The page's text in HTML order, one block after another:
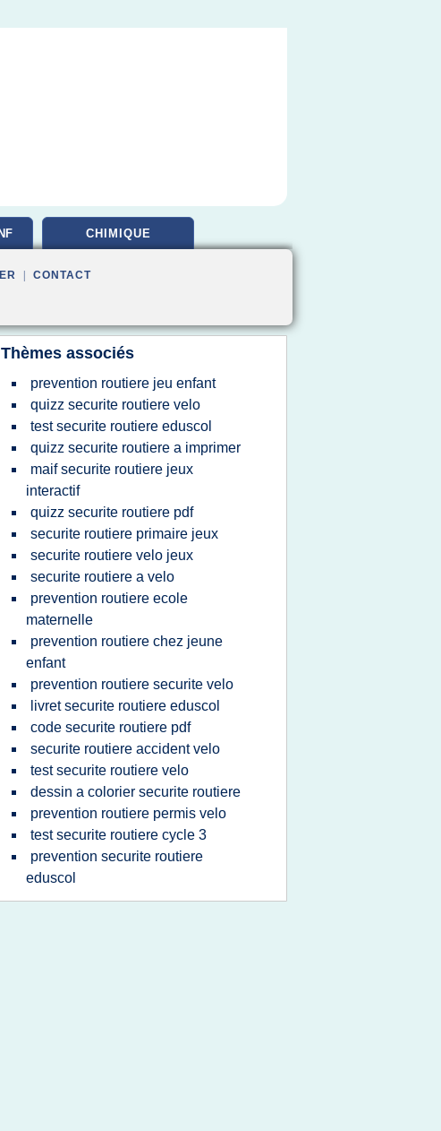
CHIMIQUE
CONTACT
Thèmes associés
prevention routiere jeu enfant
quizz securite routiere velo
test securite routiere eduscol
quizz securite routiere a imprimer
maif securite routiere jeux
interactif
quizz securite routiere pdf
securite routiere primaire jeux
securite routiere velo jeux
securite routiere a velo
prevention routiere ecole
maternelle
prevention routiere chez jeune
enfant
prevention routiere securite velo
livret securite routiere eduscol
code securite routiere pdf
securite routiere accident velo
test securite routiere velo
dessin a colorier securite routiere
prevention routiere permis velo
test securite routiere cycle 3
prevention securite routiere
eduscol